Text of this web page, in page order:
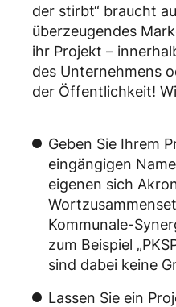
der stirbt“ braucht
überzeugendes
ihr Projekt –
des Unternehmens
der Öffentlichkeit!
Geben Sie Ihrem
eingängigen
eigenen sich
Kommunale-
zum Beispiel
sind dabei keine
Lassen Sie ein